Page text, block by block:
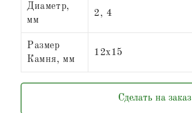
Диаметр,
мм
2, 4
Размер
Камня, мм
12х15
Сделать на заказ